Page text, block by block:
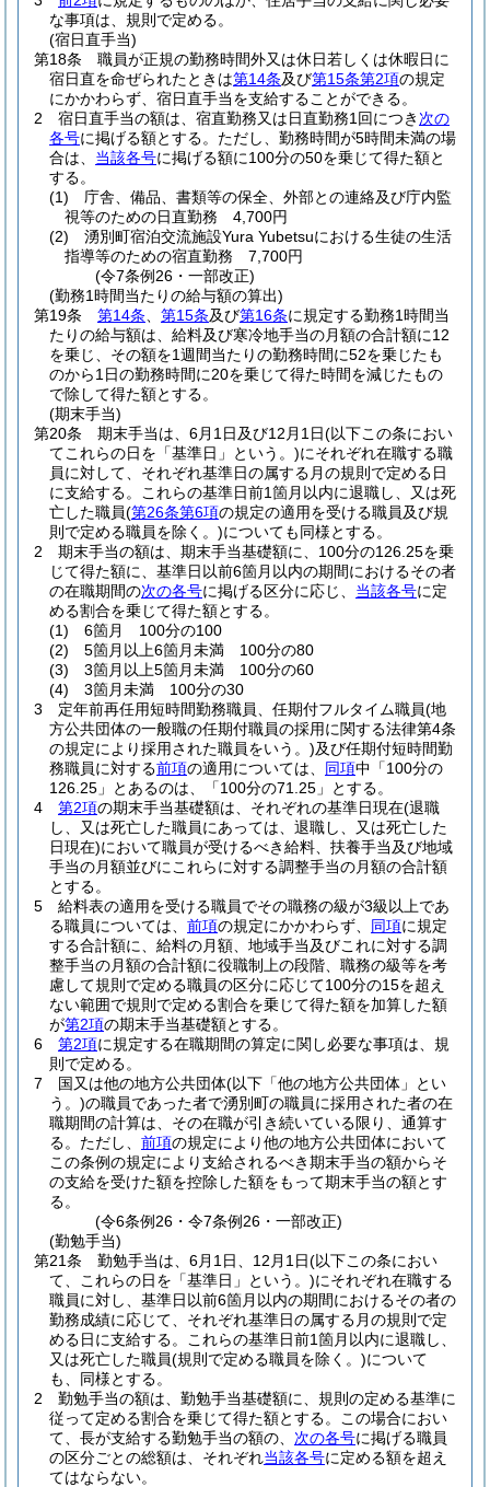
な事項は、規則で定める。
(宿日直手当)
第18条
職員が正規の勤務時間外又は休日若しくは休暇日に
宿日直を命ぜられたときは第14条及び第15条第2項の規定
にかかわらず、宿日直手当を支給することができる。
2
宿日直手当の額は、宿直勤務又は日直勤務1回につき 次の
各号に掲げる額とする。 ただし、勤務時間が5時間未満の場
合は、 当該各号に掲げる額に100分の50を乗じて得た額と
する。
(1)
庁舎、備品、書類等の保全、外部との連絡及び庁内監
視等のための日直勤務 4,700円
(2)
湧別町宿泊交流施設Yura Yubetsuにおける生徒の生活
指導等のための宿直勤務 7,700円
(令7条例26・一部改正)
(勤務1時間当たりの給与額の算出)
第19条
第14条 第15条及び第16条に規定する勤務1時間当
たりの給与額は、給料及び寒冷地手当の月額の合計額に12
を乗じ、その額を1週間当たりの勤務時間に52を乗じたも
のから1日の勤務時間に20を乗じて得た時間を減じたもの
で除して得た額とする。
(期末手当)
第20条
期末手当は、6月1日及び12月1日(以下この条におい
てこれらの日を「基準日」という。)にそれぞれ在職する職
員に対して、それぞれ基準日の属する月の規則で定める日
に支給する。
これらの基準日前1箇月以内に退職し、又は死
亡した職員(第26条第6項の規定の適用を受ける職員及び規
則で定める職員を除く。)についても同様とする。
2
期末手当の額は、期末手当基礎額に、100分の126.25を乗
じて得た額に、基準日以前6箇月以内の期間におけるその者
の在職期間の次の各号に掲げる区分に応じ、 当該各号に定
める割合を乗じて得た額とする。
(1)
6箇月 100分の100
(2)
5箇月以上6箇月未満 100分の80
(3)
3箇月以上5箇月未満 100分の60
(4)
3箇月未満 100分の30
3
定年前再任用短時間勤務職員、任期付フルタイム職員(地
方公共団体の一般職の任期付職員の採用に関する法律第4条
の規定により採用された職員をいう。)及び任期付短時間勤
務職員に対する前項の適用については、 同項中「100分の
126.25」とあるのは、「100分の71.25」とする。
4
第2項の期末手当基礎額は、それぞれの基準日現在(退職
し、又は死亡した職員にあっては、退職し、又は死亡した
日現在)において職員が受けるべき給料、扶養手当及び地域
手当の月額並びにこれらに対する調整手当の月額の合計額
とする。
5
給料表の適用を受ける職員でその職務の級が3級以上であ
る職員については、 前項の規定にかかわらず、 同項に規定
する合計額に、給料の月額、地域手当及びこれに対する調
整手当の月額の合計額に役職制上の段階、職務の級等を考
慮して規則で定める職員の区分に応じて100分の15を超え
ない範囲で規則で定める割合を乗じて得た額を加算した額
が第2項の期末手当基礎額とする。
6
第2項に規定する在職期間の算定に関し必要な事項は、規
則で定める。
7
国又は他の地方公共団体(以下「他の地方公共団体」とい
う。)の職員であった者で湧別町の職員に採用された者の在
職期間の計算は、その在職が引き続いている限り、通算す
る。 ただし、 前項の規定により他の地方公共団体において
この条例の規定により支給されるべき期末手当の額からそ
の支給を受けた額を控除した額をもって期末手当の額とす
る。
(令6条例26・令7条例26・一部改正)
(勤勉手当)
第21条
勤勉手当は、6月1日、12月1日(以下この条におい
て、これらの日を「基準日」という。)にそれぞれ在職する
職員に対し、基準日以前6箇月以内の期間におけるその者の
勤務成績に応じて、それぞれ基準日の属する月の規則で定
める日に支給する。
これらの基準日前1箇月以内に退職し、
又は死亡した職員(規則で定める職員を除く。)について
も、同様とする。
2
勤勉手当の額は、勤勉手当基礎額に、規則の定める基準に
従って定める割合を乗じて得た額とする。
この場合におい
て、長が支給する勤勉手当の額の、 次の各号に掲げる職員
の区分ごとの総額は、それぞれ当該各号に定める額を超え
てはならない。